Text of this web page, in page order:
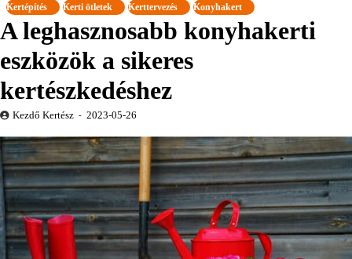
Kertépítés Kerti ötletek Kerttervezés Konyhakert
A leghasznosabb konyhakerti
eszközök a sikeres
kertészkedéshez
Kezdő Kertész 2023-05-26